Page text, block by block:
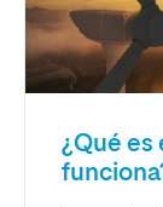
¿Qué es